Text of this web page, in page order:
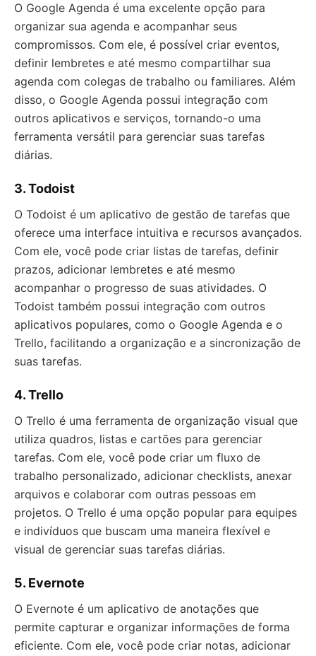
O Google Agenda é uma excelente opção para
organizar sua agenda e acompanhar seus
compromissos. Com ele, é possível criar eventos,
definir lembretes e até mesmo compartilhar sua
agenda com colegas de trabalho ou familiares. Além
disso, o Google Agenda possui integração com
outros aplicativos e serviços, tornando-o uma
ferramenta versátil para gerenciar suas tarefas
diárias.
3. Todoist
O Todoist é um aplicativo de gestão de tarefas que
oferece uma interface intuitiva e recursos avançados.
Com ele, você pode criar listas de tarefas, definir
prazos, adicionar lembretes e até mesmo
acompanhar o progresso de suas atividades. O
Todoist também possui integração com outros
aplicativos populares, como o Google Agenda e o
Trello, facilitando a organização e a sincronização de
suas tarefas.
4. Trello
O Trello é uma ferramenta de organização visual que
utiliza quadros, listas e cartões para gerenciar
tarefas. Com ele, você pode criar um fluxo de
trabalho personalizado, adicionar checklists, anexar
arquivos e colaborar com outras pessoas em
projetos. O Trello é uma opção popular para equipes
e indivíduos que buscam uma maneira flexível e
visual de gerenciar suas tarefas diárias.
5. Evernote
O Evernote é um aplicativo de anotações que
permite capturar e organizar informações de forma
eficiente. Com ele, você pode criar notas, adicionar